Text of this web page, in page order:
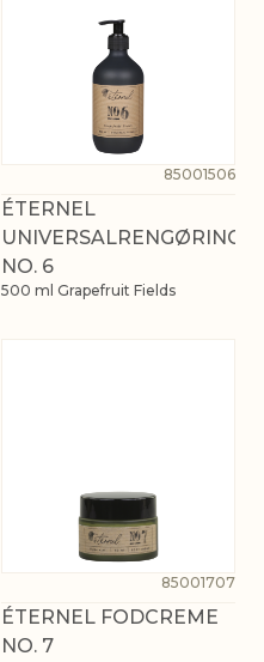
85001506
ÉTERNEL
UNIVERSALRENGØRING
NO. 6
500 ml Grapefruit Fields
85001707
ÉTERNEL FODCREME
NO. 7